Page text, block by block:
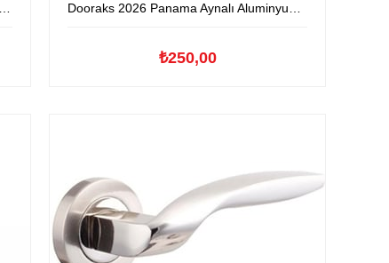
Dooraks 2026 Panama Aynalı Aluminyum Kapıkolu
₺250,00